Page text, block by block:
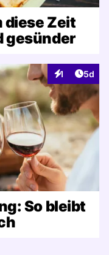
diese Zeit
gesünder
1
Interaktionen
5d
So bleibt